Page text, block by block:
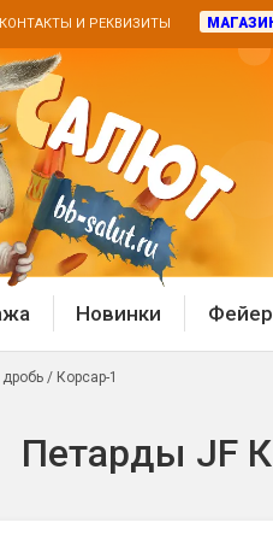
КОНТАКТЫ И РЕКВИЗИТЫ
Дневные батареи
Новинки
/ Корсар-1
Петарды JF